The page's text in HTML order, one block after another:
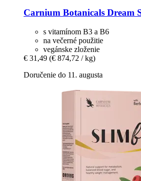
Carnium Botanicals Dream
s vitamínom B3 a B6
na večerné použitie
vegánske zloženie
€ 31,49 (€ 874,72 / kg)
Doručenie do 11. augusta